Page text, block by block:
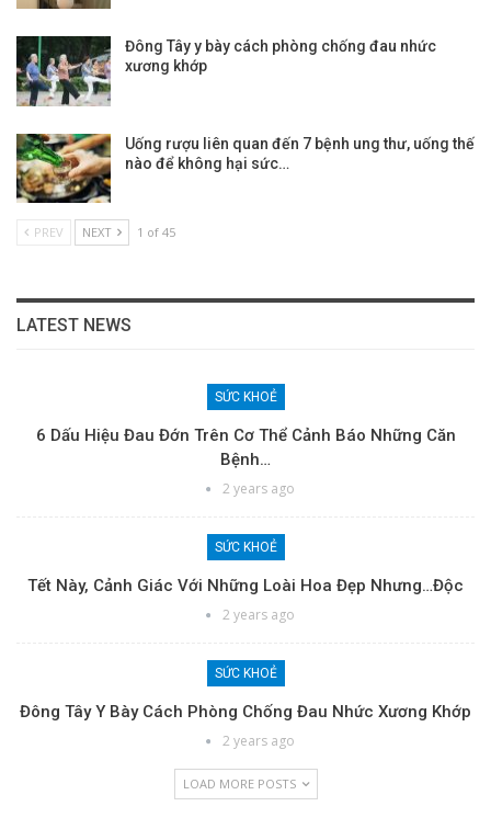
Đông Tây y bày cách phòng chống đau nhức
xương khớp
Uống rượu liên quan đến 7 bệnh ung thư, uống thế
nào để không hại sức…
PREV NEXT 1 of 45
LATEST NEWS
SỨC KHOẺ
6 Dấu Hiệu Đau Đớn Trên Cơ Thể Cảnh Báo Những Căn
Bệnh…
2 years ago
SỨC KHOẺ
Tết Này, Cảnh Giác Với Những Loài Hoa Đẹp Nhưng…độc
2 years ago
SỨC KHOẺ
Đông Tây Y Bày Cách Phòng Chống Đau Nhức Xương Khớp
2 years ago
LOAD MORE POSTS